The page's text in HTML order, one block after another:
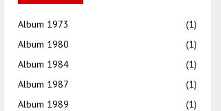
Album 1973
(1)
Album 1980
(1)
Album 1984
(1)
Album 1987
(1)
Album 1989
(1)